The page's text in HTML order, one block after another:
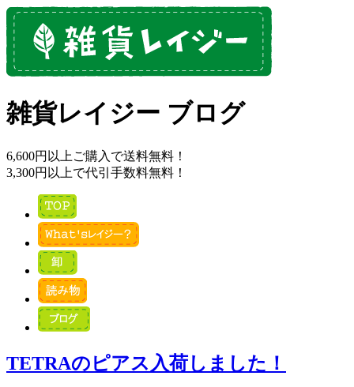
雑貨レイジー ブログ
6,600円以上ご購入で送料無料！
3,300円以上で代引手数料無料！
TETRAのピアス入荷しました！